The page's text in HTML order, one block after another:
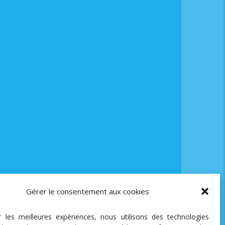
Gérer le consentement aux cookies
les meilleures expériences, nous utilisons des technologies